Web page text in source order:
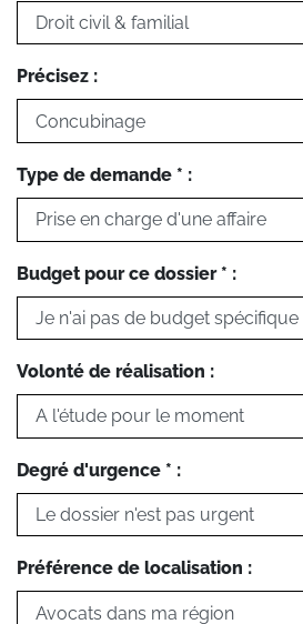
Précisez :
Type de demande * :
Budget pour ce dossier * :
Volonté de réalisation :
Degré d'urgence * :
Préférence de localisation :